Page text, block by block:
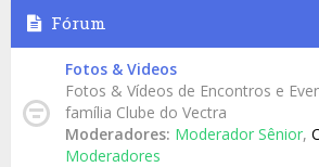
Fórum
Fotos & Videos
Fotos & Vídeos de Encontros e
família Clube do Vectra
Moderadores: Moderador Sênior,
Moderadores